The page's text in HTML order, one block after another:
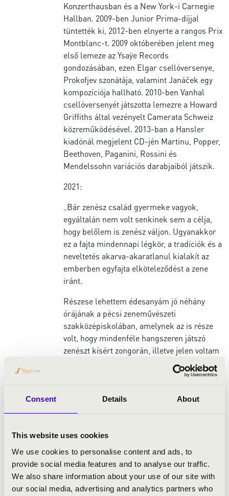
Consent Details About
This website uses cookies
We use cookies to personalise content and ads, to
provide social media features and to analyse our traffic.
We also share information about your use of our site with
our social media, advertising and analytics partners who
Konzerthausban és a New York-i Carnegie
Hallban. 2009-ben Junior Prima-díjjal
tüntették ki, 2012-ben elnyerte a rangos Prix
Montblanc-t. 2009 októberében jelent meg
első lemeze az Ysaÿe Records
gondozásában, ezen Elgar csellóversenye,
Prokofjev szonátája, valamint Janáček egy
kompozíciója hallható. 2010-ben Vanhal
csellóversenyét játszotta lemezre a Howard
Griffiths által vezényelt Camerata Schweiz
közreműködésével. 2013-ban a Hansler
kiadónál megjelent CD-jén Martinu, Popper,
Beethoven, Paganini, Rossini és
Mendelssohn variációs darabjaiból játszik.
2021:
„Bár zenész család gyermeke vagyok,
egyáltalán nem volt senkinek sem a célja,
hogy belőlem is zenész váljon. Ugyanakkor
ez a fajta mindennapi légkör, a tradíciók és a
neveltetés akarva-akaratlanul kialakít az
emberben egyfajta elköteleződést a zene
iránt.
Részese lehettem édesanyám jó néhány
órájának a pécsi zeneművészeti
szakközépiskolában, amelynek az is része
volt, hogy mindenféle hangszeren játszó
zenészt kísért zongorán, illetve jelen voltam
édesapám számtalan vezénylésén,
kóruspróbáján, ahol pedig az emberi
nekem, mert hangzásában, hangfekvésében
hanghoz – a mély basszustól egészen a
magas szopránig fogja át az öt-hat oktávot, a
jobb kéz és a vonó a légzést szimbolizálja, a
húrok pedig a hangszálakat.